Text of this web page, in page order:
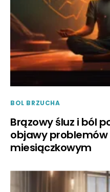
BOL BRZUCHA
Brązowy śluz i ból
objawy
miesiączkowym